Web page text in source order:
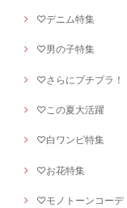
♡デニム特集
♡男の子特集
♡さらにプチプラ！
♡この夏大活躍
♡白ワンピ特集
♡お花特集
♡モノトーンコーデ